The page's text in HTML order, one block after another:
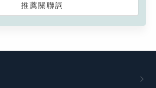
推薦關聯詞